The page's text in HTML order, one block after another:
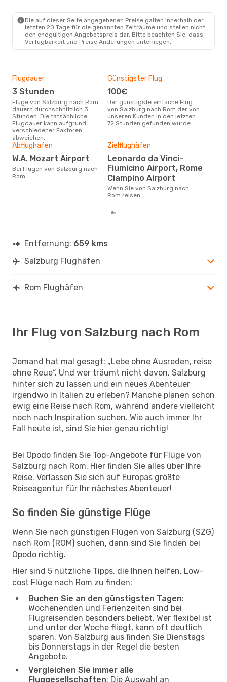
Die auf dieser Seite angegebenen Preise galten innerhalb der
letzten 20 Tage für die genannten Zeiträume und stellen nicht
den endgültigen Angebotspreis dar. Bitte beachten Sie, dass
Verfügbarkeit und Preise Änderungen unterliegen.
Flugdauer
3 Stunden
Flüge von Salzburg nach Rom
dauern durchschnittlich 3
Stunden. Die tatsächliche
Flugdauer kann aufgrund
verschiedener Faktoren
abweichen.
Günstigster Flug
100€
Der günstigste einfache Flug
von Salzburg nach Rom der von
unseren Kunden in den letzten
72 Stunden gefunden wurde
Abflughafen
W.A. Mozart Airport
Bei Flügen von Salzburg nach
Rom
Zielflughäfen
Leonardo da Vinci-
Fiumicino Airport, Rome
Ciampino Airport
Wenn Sie von Salzburg nach
Rom reisen
Entfernung: 659 kms
Salzburg Flughäfen
Rom Flughäfen
Ihr Flug von Salzburg nach Rom
Jemand hat mal gesagt: „Lebe ohne Ausreden, reise
ohne Reue“. Und wer träumt nicht davon, Salzburg
hinter sich zu lassen und ein neues Abenteuer
irgendwo in Italien zu erleben? Manche planen schon
ewig eine Reise nach Rom, während andere vielleicht
noch nach Inspiration suchen. Wie auch immer Ihr
Fall heute ist, sind Sie hier genau richtig!
Bei Opodo finden Sie Top-Angebote für Flüge von
Salzburg nach Rom. Hier finden Sie alles über Ihre
Reise. Verlassen Sie sich auf Europas größte
Reiseagentur für Ihr nächstes Abenteuer!
So finden Sie günstige Flüge
Wenn Sie nach günstigen Flügen von Salzburg (SZG)
nach Rom (ROM) suchen, dann sind Sie finden bei
Opodo richtig.
Hier sind 5 nützliche Tipps, die Ihnen helfen, Low-
cost Flüge nach Rom zu finden:
Buchen Sie an den günstigsten Tagen:
Wochenenden und Ferienzeiten sind bei
Flugreisenden besonders beliebt. Wer flexibel ist
und unter der Woche fliegt, kann oft deutlich
sparen. Von Salzburg aus finden Sie Dienstags
bis Donnerstags in der Regel die besten
Angebote.
Vergleichen Sie immer alle
Fluggesellschaften: Die Auswahl an